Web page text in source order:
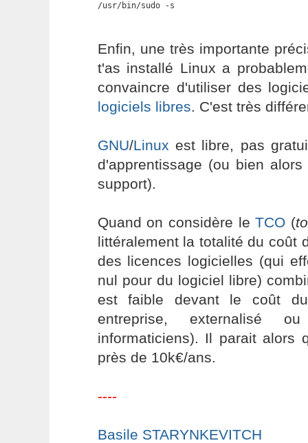
/usr/bin/sudo -s
Enfin, une très importante
t'as installé Linux a
convaincre d'utiliser des
logiciels libres. C'est très
GNU/Linux est libre, pas
d'apprentissage (ou bien
support).
Quand on considère leTCO (
littéralement la totalité du coût
des licences logicielles (qui
nul pour du logiciel libre)
est faible devant le coût
entreprise, externalisé
informaticiens). Il parait alors
près de 10k€/ans.
----
Basile STARYNKEVITCH